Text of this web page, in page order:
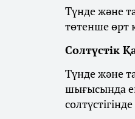
Түнде және
төтенше өрт
Солтүстік
Түнде және
шығысында